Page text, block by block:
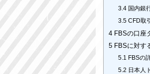
3.4 国内銀
3.5 CFD取
4 FBSの口座
5 FBSに対す
5.1 FBSの
5.2 日本人